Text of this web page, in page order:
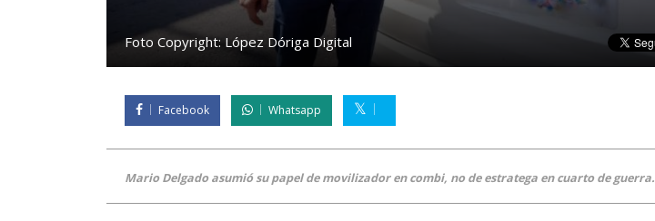
Foto Copyright: López Dóriga Digital
Facebook Whatsapp
Mario Delgado asumió su papel de movilizador en combi, no de estratega en cuarto de guerra.